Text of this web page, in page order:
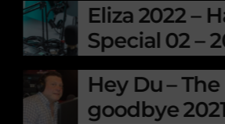
Eliza 2022 –
Special 02 –
Hey Du –
goodbye